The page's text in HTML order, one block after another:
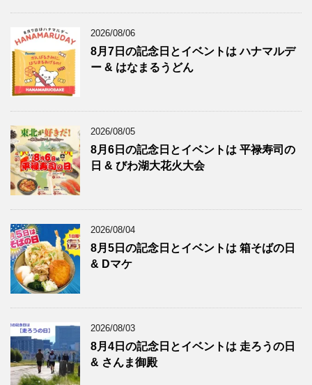
2026/08/06
8月7日の記念日とイベントは ハナマルデ
ー & はなまるうどん
2026/08/05
8月6日の記念日とイベントは 平禄寿司の
日 & びわ湖大花火大会
2026/08/04
8月5日の記念日とイベントは 箱そばの日
& Dマケ
2026/08/03
8月4日の記念日とイベントは 走ろうの日
& さんま御殿